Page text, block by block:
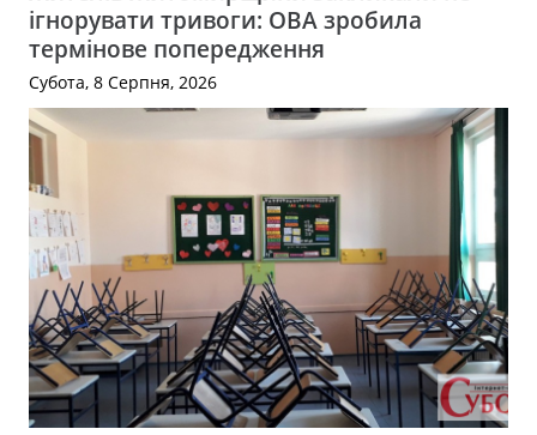
ігнорувати тривоги: ОВА зробила
термінове попередження
Субота, 8 Серпня, 2026